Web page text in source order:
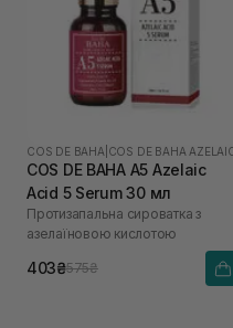
COS DE BAHA COS DE BAHA
COS DE BAHA A5 Azelaic
Acid 5 Serum 30 мл
Протизапальна сироватка з
азелаїновою кислотою
403₴575₴